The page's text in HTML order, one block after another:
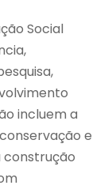
Social
incluem a
e
construção